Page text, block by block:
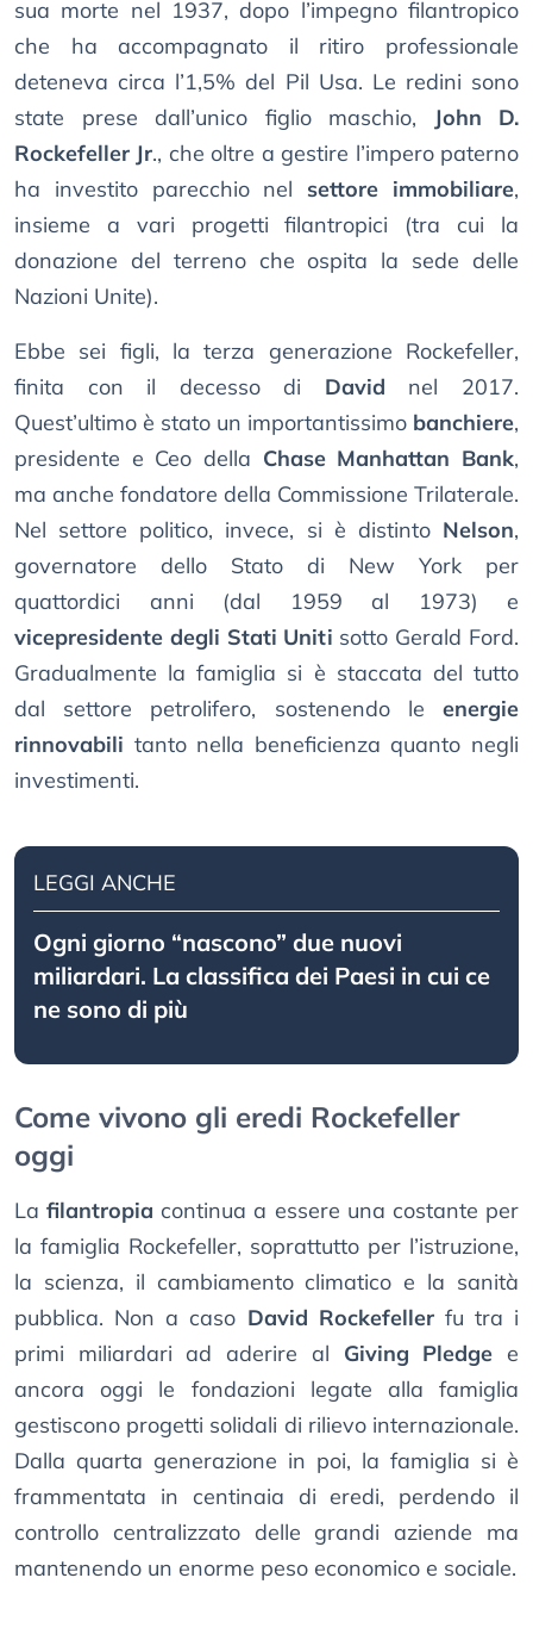
sua morte nel 1937, dopo l’impegno filantropico
che ha accompagnato il ritiro professionale
deteneva circa l’1,5% del Pil Usa. Le redini sono
state prese dall’unico figlio maschio,
John D.
Rockefeller Jr., che oltre a gestire l’impero paterno
ha investito parecchio nel settore immobiliare,
insieme a vari progetti filantropici (tra cui la
donazione del terreno che ospita la sede delle
Nazioni Unite).
Ebbe sei figli, la terza generazione Rockefeller,
finita con il decesso di David nel 2017.
Quest’ultimo è stato un importantissimo banchiere,
presidente e Ceo della Chase Manhattan Bank,
ma anche fondatore della Commissione Trilaterale.
Nel settore politico, invece, si è distinto Nelson,
governatore dello Stato di New York per
quattordici anni (dal 1959 al 1973) e
vicepresidente degli Stati Uniti sotto Gerald Ford.
Gradualmente la famiglia si è staccata del tutto
dal settore petrolifero, sostenendo le energie
rinnovabili tanto nella beneficienza quanto negli
investimenti.
LEGGI ANCHE
Ogni giorno “nascono” due nuovi
miliardari. La classifica dei Paesi in cui ce
ne sono di più
Come vivono gli eredi Rockefeller
oggi
Lafilantropia continua a essere una costante per
la famiglia Rockefeller, soprattutto per l’istruzione,
la scienza, il cambiamento climatico e la sanità
pubblica. Non a caso David Rockefellerfu tra i
primi miliardari ad aderire al Giving Pledge e
ancora oggi le fondazioni legate alla famiglia
gestiscono progetti solidali di rilievo internazionale.
Dalla quarta generazione in poi, la famiglia si è
frammentata in centinaia di eredi, perdendo il
controllo centralizzato delle grandi aziende ma
mantenendo un enorme peso economico e sociale.